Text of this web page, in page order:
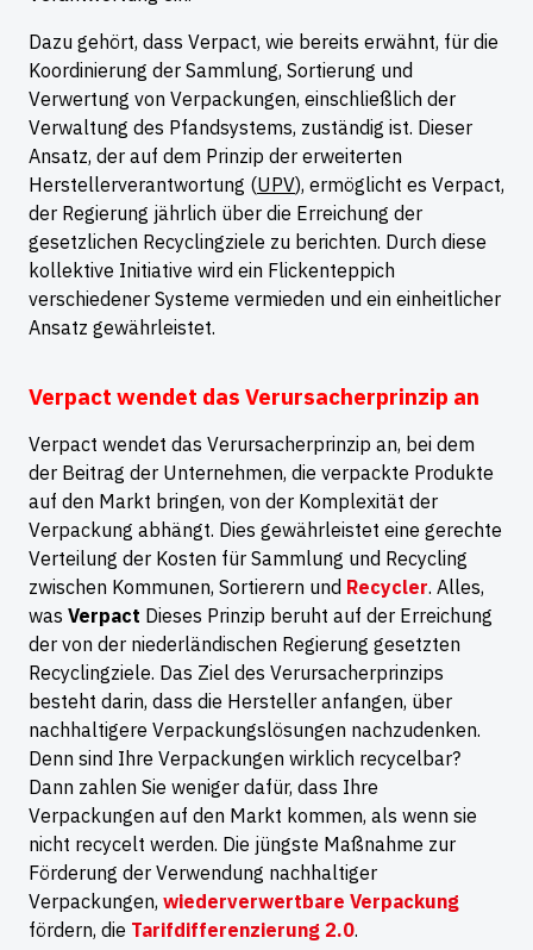
Dazu gehört, dass Verpact, wie bereits erwähnt, für die
Koordinierung der Sammlung, Sortierung und
Verwertung von Verpackungen, einschließlich der
Verwaltung des Pfandsystems, zuständig ist. Dieser
Ansatz, der auf dem Prinzip der erweiterten
Herstellerverantwortung (UPV), ermöglicht es Verpact,
der Regierung jährlich über die Erreichung der
gesetzlichen Recyclingziele zu berichten. Durch diese
kollektive Initiative wird ein Flickenteppich
verschiedener Systeme vermieden und ein einheitlicher
Ansatz gewährleistet.
Verpact wendet das Verursacherprinzip an
Verpact wendet das Verursacherprinzip an, bei dem
der Beitrag der Unternehmen, die verpackte Produkte
auf den Markt bringen, von der Komplexität der
Verpackung abhängt. Dies gewährleistet eine gerechte
Verteilung der Kosten für Sammlung und Recycling
zwischen Kommunen, Sortierern und Recycler. Alles,
was Verpact Dieses Prinzip beruht auf der Erreichung
der von der niederländischen Regierung gesetzten
Recyclingziele. Das Ziel des Verursacherprinzips
besteht darin, dass die Hersteller anfangen, über
nachhaltigere Verpackungslösungen nachzudenken.
Denn sind Ihre Verpackungen wirklich recycelbar?
Dann zahlen Sie weniger dafür, dass Ihre
Verpackungen auf den Markt kommen, als wenn sie
nicht recycelt werden. Die jüngste Maßnahme zur
Förderung der Verwendung nachhaltiger
Verpackungen, wiederverwertbare Verpackung
fördern, die Tarifdifferenzierung 2.0.